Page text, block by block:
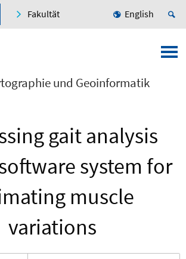
Fakultät English
und Geoinformatik
gait analysis
system for
muscle
variations